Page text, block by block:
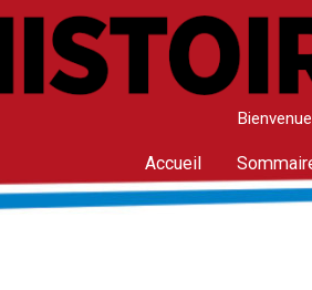
Accueil